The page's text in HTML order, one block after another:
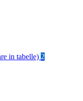
in tabelle) 2